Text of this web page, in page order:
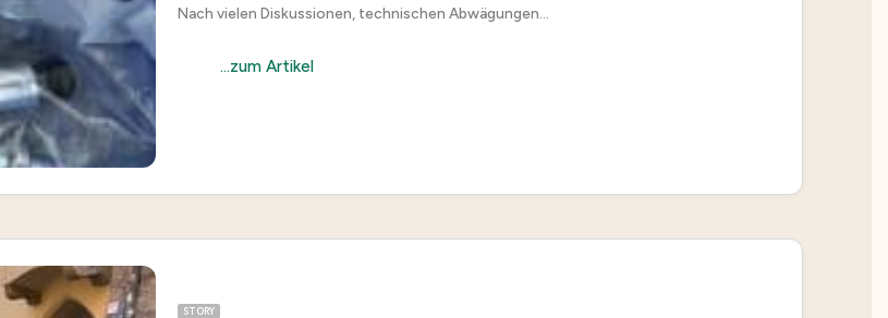
Nach vielen Diskussionen, technischen Abwägungen...
...zum Artikel
STORY